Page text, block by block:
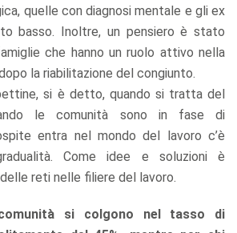
quelle con diagnosi mentale e gli ex
basso. Inoltre, un pensiero è stato
che hanno un ruolo attivo nella
la riabilitazione del congiunto.
si è detto, quando si tratta del
le comunità sono in fase di
entra nel mondo del lavoro c’è
Come idee e soluzioni è
reti nelle filiere del lavoro.
si colgono nel tasso di